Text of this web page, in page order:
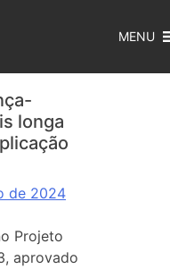
MENU
longa
de 2024
Projeto
aprovado